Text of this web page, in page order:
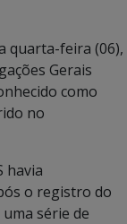
quarta-feira (06),
Gerais
como
no
havia
o registro do
série de